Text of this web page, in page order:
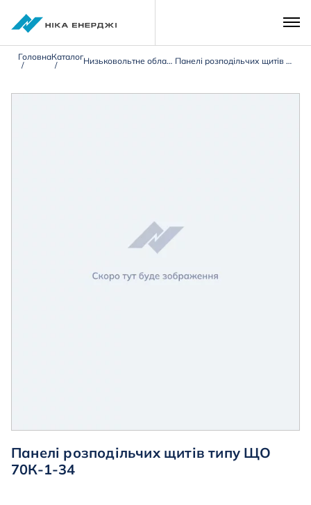
ГоловнаКаталог Низьковольтне обладнання 0,4 кВ Панелі розподільчих щитів типу ЩО-90/ЩО-70
Панелі розподільчих щитів типу ЩО
70К-1-34